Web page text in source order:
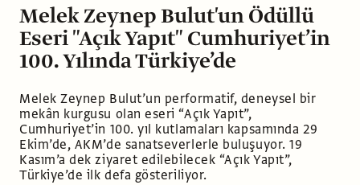
Melek Zeynep Bulut'un Ödüllü
Eseri "Açık Yapıt" Cumhuriyet’in
100. Yılında Türkiye’de
Melek Zeynep Bulut’un performatif, deneysel bir
mekân kurgusu olan eseri “Açık Yapıt”,
Cumhuriyet’in 100. yıl kutlamaları kapsamında 29
Ekim’de, AKM’de sanatseverlerle buluşuyor. 19
Kasım’a dek ziyaret edilebilecek “Açık Yapıt”,
Türkiye’de ilk defa gösteriliyor.